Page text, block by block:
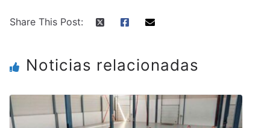
Share This Post:
Noticias relacionadas